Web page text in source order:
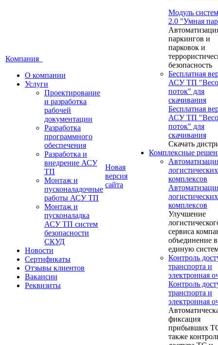
Компания
О компании
Услуги
Проектирование
и разработка
рабочей
документации
Разработка
программного
обеспечения
Разработка и
внедрение АСУ
ТП
Монтаж и
пусконаладочные
работы АСУ ТП
Монтаж и
пусконаладка
АСУ ТП систем
безопасности
СКУД
Новости
Сертификаты
Отзывы клиентов
Вакансии
Реквизиты
Новая
версия
сайта
Модуль
2.0 "Умная
паркингов и
парковок и
безопасность
Бесплатная
АСУ ТП
поток" для
скачивания
Бесплатная
АСУ ТП
поток" для
скачивания
Скачать
Комплексные
логистических
комплексов
логистических
комплексов
Улучшение
сервиса
объединение в
единую
Контроль
транспорта и
электронная
Контроль
транспорта и
электронная
фиксация
прибывших
также